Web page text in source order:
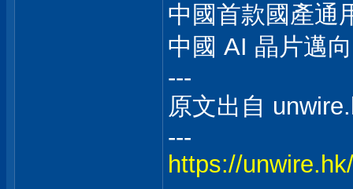
中國首款國產通
中國 AI 晶片邁
---
原文出自
---
https://